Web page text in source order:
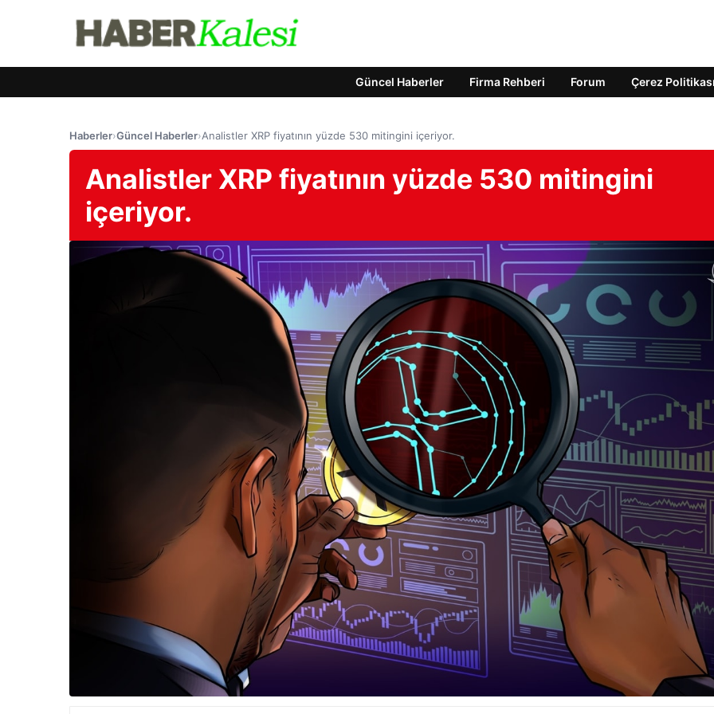
Güncel Haberler Firma Rehberi Forum Çerez Politikası
Haberler›Güncel Haberler›Analistler XRP fiyatının yüzde 530 mitingini içeriyor.
Analistler XRP fiyatının yüzde 530 mitingini
içeriyor.